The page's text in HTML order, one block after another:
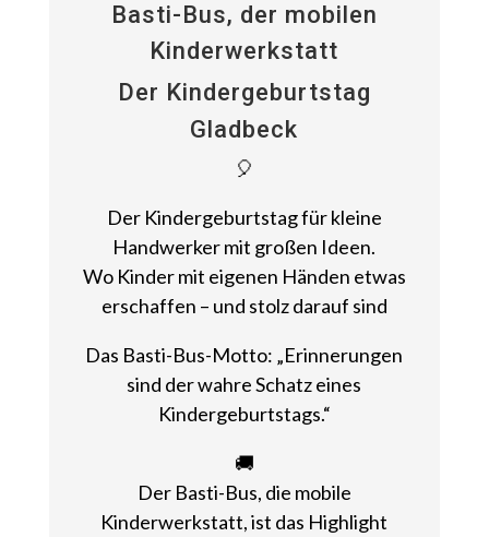
Basti-Bus, der mobilen
Kinderwerkstatt
Der Kindergeburtstag
Gladbeck
🎈
Der Kindergeburtstag für kleine
Handwerker mit großen Ideen.
Wo Kinder mit eigenen Händen etwas
erschaffen – und stolz darauf sind
Das Basti-Bus-Motto: „Erinnerungen
sind der wahre Schatz eines
Kindergeburtstags.“
🚚
Der Basti-Bus, die mobile
Kinderwerkstatt, ist das Highlight